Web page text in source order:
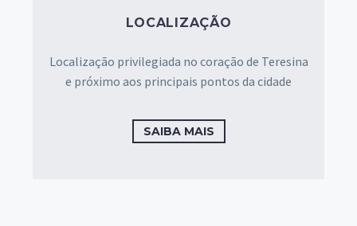
LOCALIZAÇÃO
Localização privilegiada no coração de Teresina
e próximo aos principais pontos da cidade
SAIBA MAIS